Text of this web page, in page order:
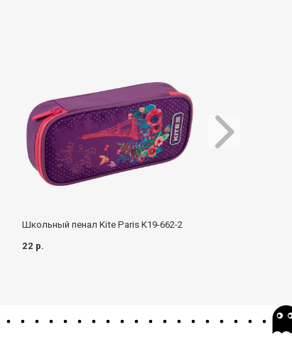
Школьный пенал Kite Paris K19-662-2
22 р.